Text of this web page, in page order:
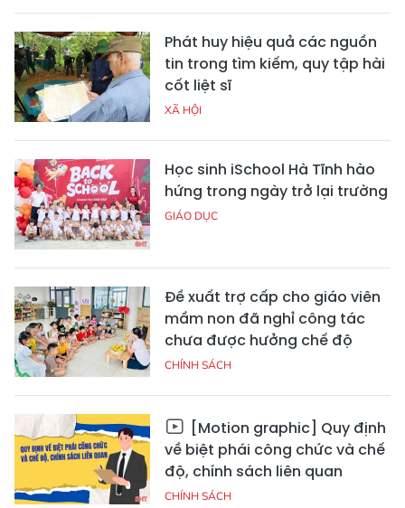
Phát huy hiệu quả các nguồn
tin trong tìm kiếm, quy tập hài
cốt liệt sĩ
XÃ HỘI
Học sinh iSchool Hà Tĩnh hào
hứng trong ngày trở lại trường
GIÁO DỤC
Đề xuất trợ cấp cho giáo viên
mầm non đã nghỉ công tác
chưa được hưởng chế độ
CHÍNH SÁCH
[Motion graphic] Quy định
về biệt phái công chức và chế
độ, chính sách liên quan
CHÍNH SÁCH